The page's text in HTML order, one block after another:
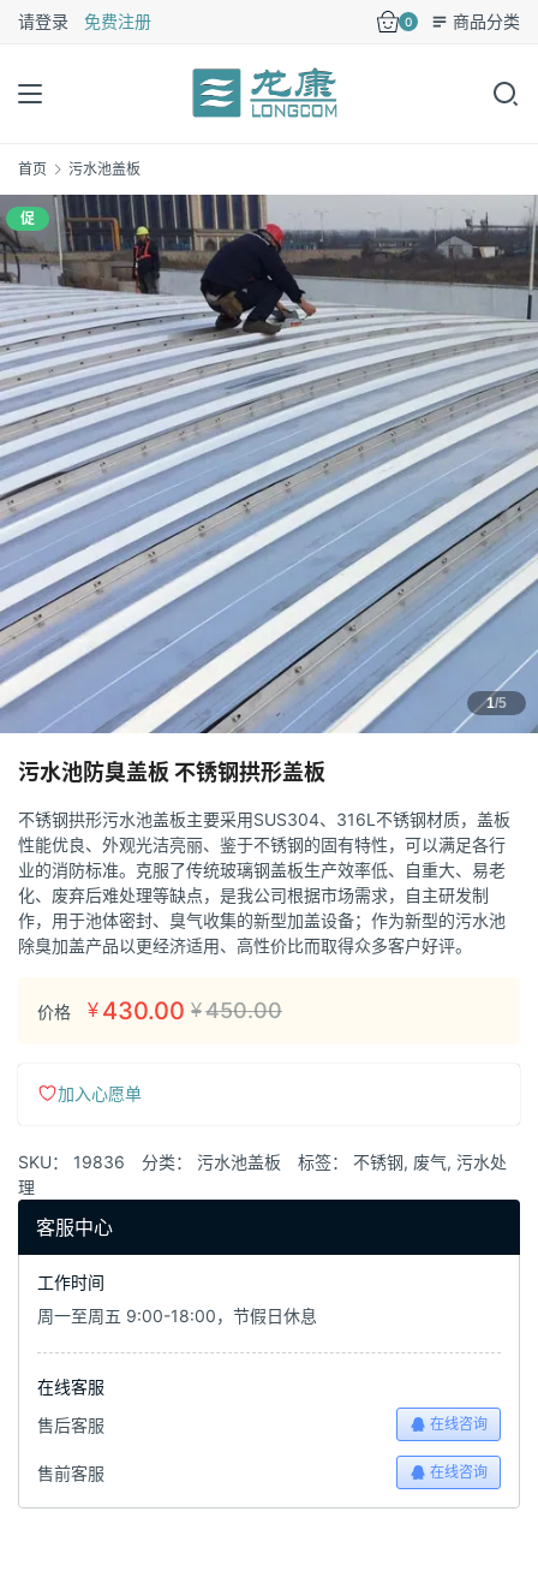
请登录 免费注册 0 商品分类
首页 污水池盖板
促
1/5
污水池防臭盖板 不锈钢拱形盖板
不锈钢拱形污水池盖板主要采用SUS304、316L不锈钢材质，盖板
性能优良、外观光洁亮丽、鉴于不锈钢的固有特性，可以满足各行
业的消防标准。克服了传统玻璃钢盖板生产效率低、自重大、易老
化、废弃后难处理等缺点，是我公司根据市场需求，自主研发制
作，用于池体密封、臭气收集的新型加盖设备；作为新型的污水池
除臭加盖产品以更经济适用、高性价比而取得众多客户好评。
价格 ¥ 430.00 ¥450.00
加入心愿单
SKU： 19836 分类： 污水池盖板 标签： 不锈钢, 废气, 污水处
理
客服中心
工作时间
周一至周五 9:00-18:00，节假日休息
在线客服
售后客服
在线咨询
售前客服 在线咨询